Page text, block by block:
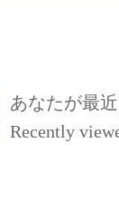
あなたが最
Recently